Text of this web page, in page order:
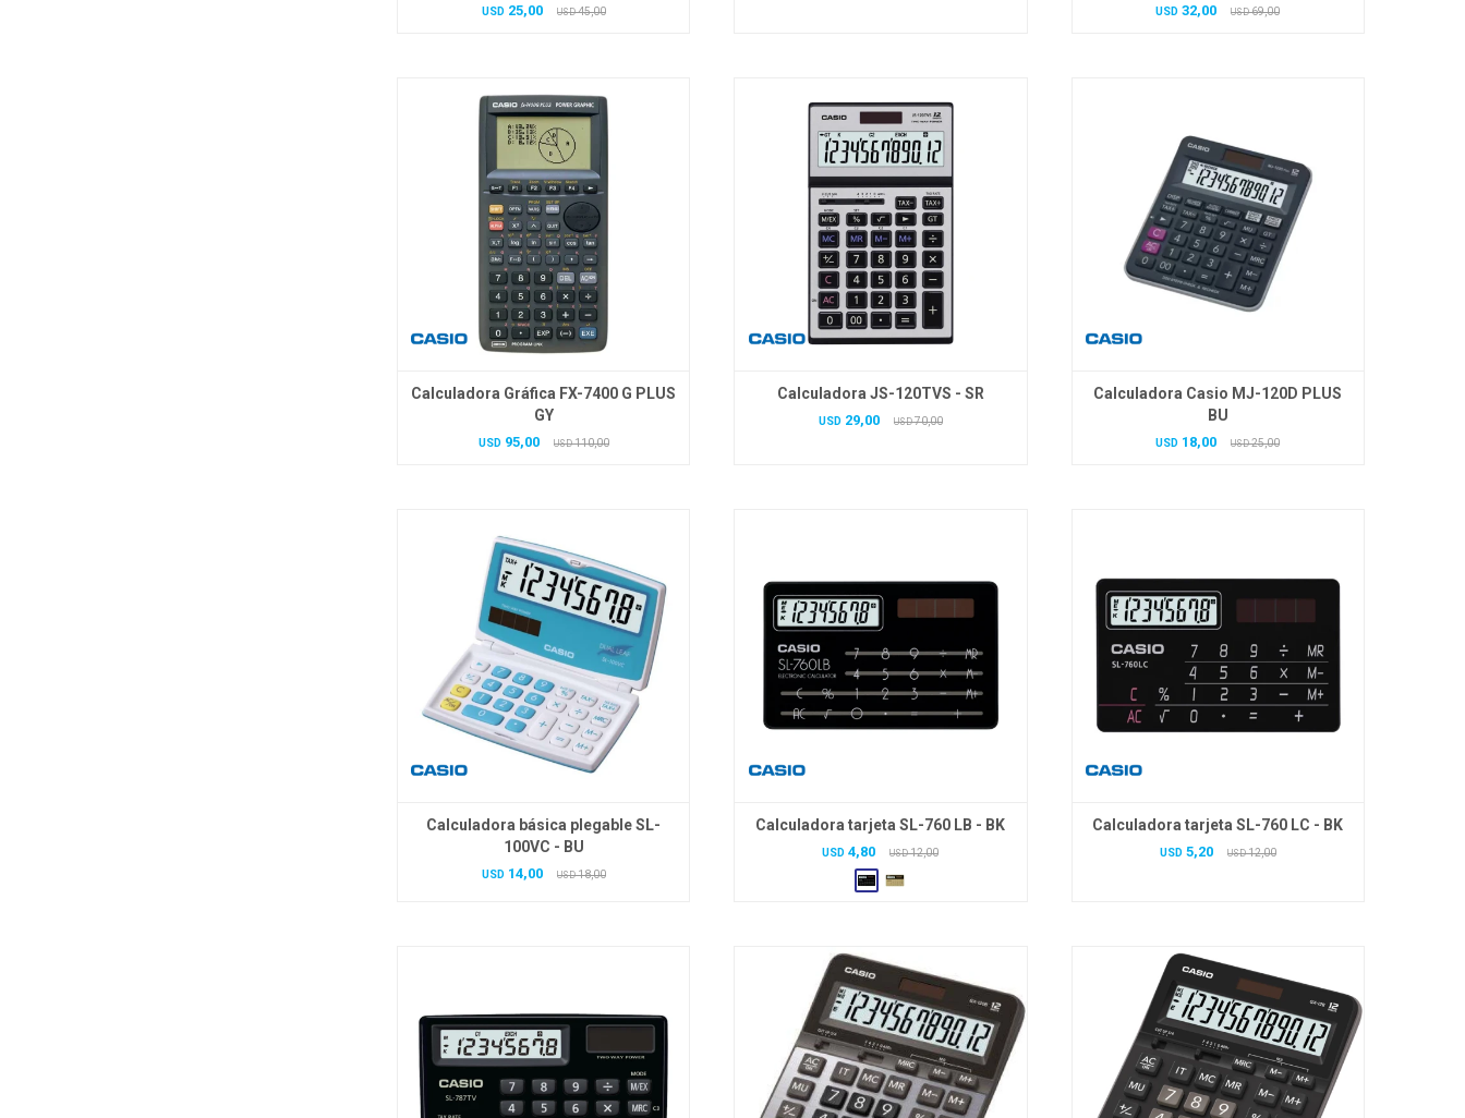
USD 25,00 USD 45,00 USD 32,00 USD 69,00
Calculadora Gráfica FX-7400 G PLUS
GY
USD 95,00 USD 110,00
Calculadora JS-120TVS - SR
USD 29,00 USD 70,00
Calculadora Casio MJ-120D PLUS
BU
USD 18,00 USD 25,00
Calculadora básica plegable SL-
100VC - BU
USD 14,00 USD 18,00
Calculadora tarjeta SL-760 LB - BK
USD 4,80 USD 12,00
Calculadora tarjeta SL-760 LC - BK
USD 5,20 USD 12,00